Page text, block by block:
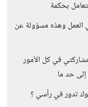
بحكمة
العمل وهذه مسؤولة عن
في كل الأمور
حد ما
تدور في رأسي ؟